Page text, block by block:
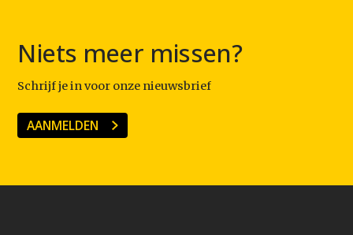
Niets meer missen?
Schrijf je in voor onze nieuwsbrief
AANMELDEN